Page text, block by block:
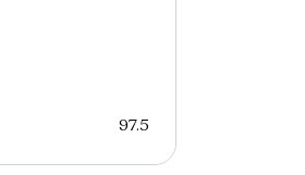
97.5